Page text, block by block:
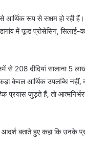
रूप से सक्षम हो रही
में फूड प्रोसेसिंग, सिलाई-
से 208 दीदियां सालाना 5
केवल आर्थिक उपलब्धि नहीं,
प्रयास जुड़ते हैं, तो
बताते हुए कहा कि उनके